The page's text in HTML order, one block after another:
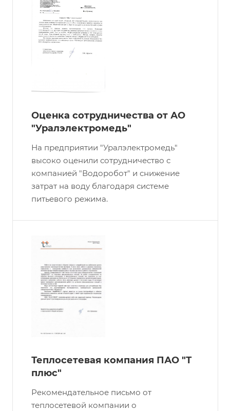
Оценка сотрудничества от АО
"Уралэлектромедь"
На предприятии "Уралэлектромедь"
высоко оценили сотрудничество с
компанией "Водоробот" и снижение
затрат на воду благодаря системе
питьевого режима.
Теплосетевая компания ПАО "Т
плюс"
Рекомендательное письмо от
теплосетевой компании о